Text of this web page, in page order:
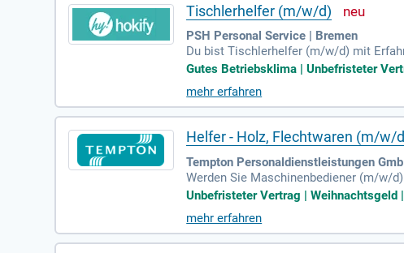
Tischlerhelfer (m/w/d)
PSH Personal Service | Bremen
Du bist Tischlerhelfer (m/w/d) mit
ausbauten! Bei uns erwartet dich ein
Weiterbildungen. Werde Teil unseres
Gutes Betriebsklima | Unbefristeter
mehr erfahren
Helfer - Holz, Flechtwaren (m/w/
Tempton Personaldienstleistungen
Werden Sie Maschinenbediener (m/w/
n einem unbefristeten Arbeitsverhältnis
stunden, Nachtschichten sowie bis zu
m erhalten Sie persönliche Betreuung
tieren. Bewerben Sie sich jetzt und
Unbefristeter Vertrag |
mehr erfahren